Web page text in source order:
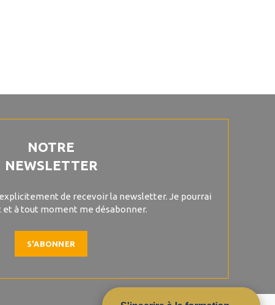
NOTRE
NEWSLETTER
de recevoir la newsletter. Je pourrai
à tout moment me désabonner.
S'ABONNER